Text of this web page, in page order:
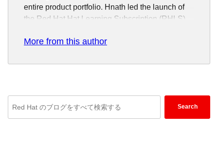
entire product portfolio. Hnath led the launch of
the Red Hat Hat Learning Subscription (RHLS)
classroom and expert seminars.
chapter-level minimum viable products at each
More from this author
Search